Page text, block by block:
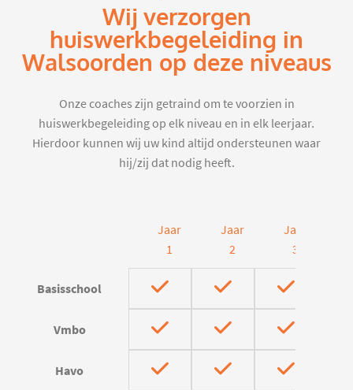
Wij verzorgen
huiswerkbegeleiding in
Walsoorden op deze niveaus
Onze coaches zijn getraind om te voorzien in
huiswerkbegeleiding op elk niveau en in elk leerjaar.
Hierdoor kunnen wij uw kind altijd ondersteunen waar
hij/zij dat nodig heeft.
Jaar
1
Jaar
2
Jaar
3
Basisschool
Vmbo
Havo